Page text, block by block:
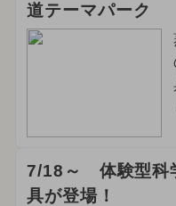
道テーマパーク
7/18～ 体験型科
具が登場！